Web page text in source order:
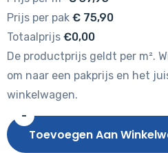
Prijs per pak € 75,90
Totaalprijs €0,00
De productprijs geldt per m².
om naar een pakprijs en het
winkelwagen.
-
Hebeta
Tegel
Toevoegen Aan